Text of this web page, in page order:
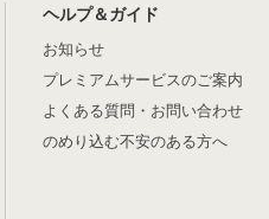
ヘルプ＆ガイド
お知らせ
プレミアムサービスのご案内
よくある質問・お問い合わせ
のめり込む不安のある方へ